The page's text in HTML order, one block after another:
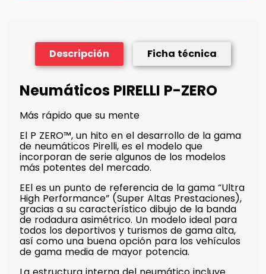
Descripción Ficha técnica
Neumáticos PIRELLI P-ZERO
Más rápido que su mente
El P ZERO™, un hito en el desarrollo de la gama
de neumáticos Pirelli, es el modelo que
incorporan de serie algunos de los modelos
más potentes del mercado.
EEl es un punto de referencia de la gama “Ultra
High Performance” (Super Altas Prestaciones),
gracias a su característico dibujo de la banda
de rodadura asimétrico. Un modelo ideal para
todos los deportivos y turismos de gama alta,
así como una buena opción para los vehículos
de gama media de mayor potencia.